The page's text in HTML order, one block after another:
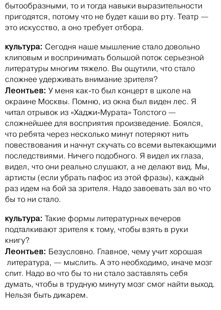
бытообразными, то и тогда навыки выразительности
пригодятся, потому что не будет каши во рту. Театр —
это искусство, а оно требует отбора.
культура: Сегодня наше мышление стало довольно
клиповым и воспринимать большой поток серьезной
литературы многим тяжело. Вы ощутили, что стало
сложнее удерживать внимание зрителя?
Леонтьев: У меня как-то был концерт в школе на
окраине Москвы. Помню, из окна был виден лес. Я
читал отрывок из «Хаджи-Мурата» Толстого —
сложнейшее для восприятия произведение. Боялся,
что ребята через несколько минут потеряют нить
повествования и начнут скучать со всеми вытекающими
последствиями. Ничего подобного. Я видел их глаза,
видел, что они реально слушают, а не делают вид. Мы,
артисты (если убрать пафос из этой фразы), каждый
раз идем на бой за зрителя. Надо завоевать зал во что
бы то ни стало.
культура: Такие формы литературных вечеров
подталкивают зрителя к тому, чтобы взять в руки
книгу?
Леонтьев: Безусловно. Главное, чему учит хорошая
литература, — мыслить. А это необходимо, иначе мозг
спит. Надо во что бы то ни стало заставлять себя
думать, чтобы в трудную минуту мозг смог найти выход.
Нельзя быть дикарем.